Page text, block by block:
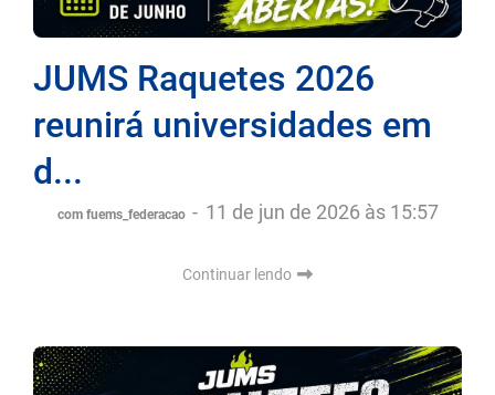
JUMS Raquetes 2026
reunirá universidades em
d...
com fuems_federacao - 11 de jun de 2026 às 15:57
Continuar lendo